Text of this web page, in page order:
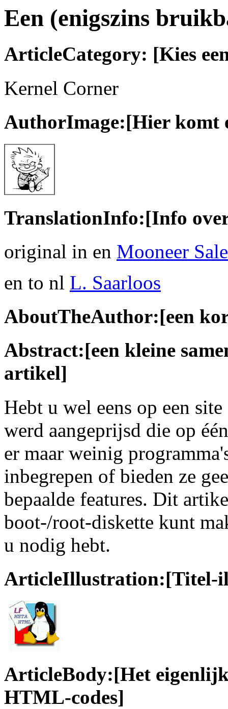
Een (enigszins
ArticleCategory: [Kies
Kernel Corner
AuthorImage:[Hier komt
TranslationInfo:[Info
original in en Mooneer
en to nl L. Saarloos
AboutTheAuthor:[een
Abstract:[een kleine
artikel]
Hebt u wel eens op een
werd aangeprijsd die op
er maar weinig
inbegrepen of bieden ze
bepaalde features. Dit
boot-/root-diskette kunt
u nodig hebt.
ArticleIllustration:[Titel-
ArticleBody:[Het
HTML-codes]